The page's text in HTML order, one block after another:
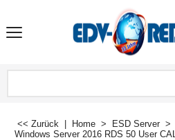
<< Zurück Home > ESD Server >
Windows Server 2016 RDS 50 User